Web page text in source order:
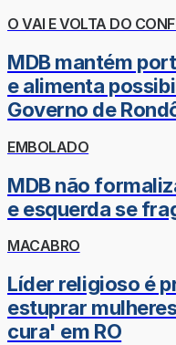
O VAI E VOLTA DO
MDB mantém
e alimenta
Governo de
EMBOLADO
MDB não
e esquerda se
MACABRO
Líder religioso é
estuprar
cura' em RO